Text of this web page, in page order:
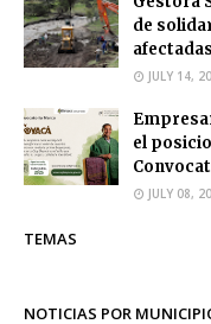
de
JULY 14,
el
JULY 08,
TEMAS
NOTICIAS POR